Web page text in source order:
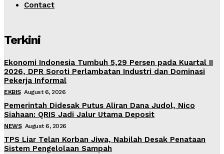
Contact
Terkini
Ekonomi Indonesia Tumbuh 5,29 Persen pada Kuartal II
2026, DPR Soroti Perlambatan Industri dan Dominasi
Pekerja Informal
EKBIS August 6, 2026
Pemerintah Didesak Putus Aliran Dana Judol, Nico
Siahaan: QRIS Jadi Jalur Utama Deposit
NEWS August 6, 2026
TPS Liar Telan Korban Jiwa, Nabilah Desak Penataan
Sistem Pengelolaan Sampah